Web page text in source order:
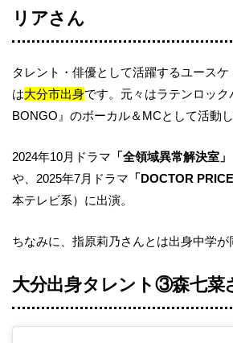
リアさん
タレント・俳優として活躍するユース
は大分市出身です。元々はラテンロッ
BONGO』のボーカル＆MCとして活動し
2024年10月ドラマ 「全領域異常解決室」
や、2025年7月ドラマ 「DOCTOR PRICE
本テレビ系）に出演。
ちなみに、指原莉乃さんとは出身中学が
大分出身タレント③森七菜